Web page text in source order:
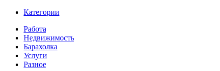
Категории
Работа
Недвижимость
Барахолка
Услуги
Разное